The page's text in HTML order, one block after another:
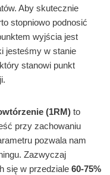
Aby skutecznie
stopniowo podnosić
wyjścia jest
jesteśmy w stanie
stanowi punkt
(1RM) to
przy zachowaniu
pozwala nam
Zazwyczaj
się w przedziale 60-75%